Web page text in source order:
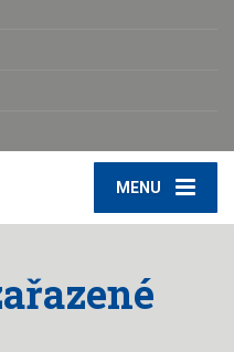
MENU